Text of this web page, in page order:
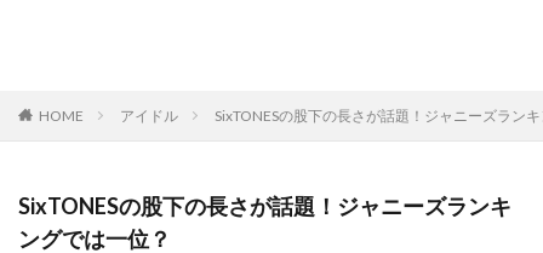
HOME アイドル SixTONESの股下の長さが話題！ジャニーズラン
SixTONESの股下の長さが話題！ジャニーズランキ
ングでは一位？